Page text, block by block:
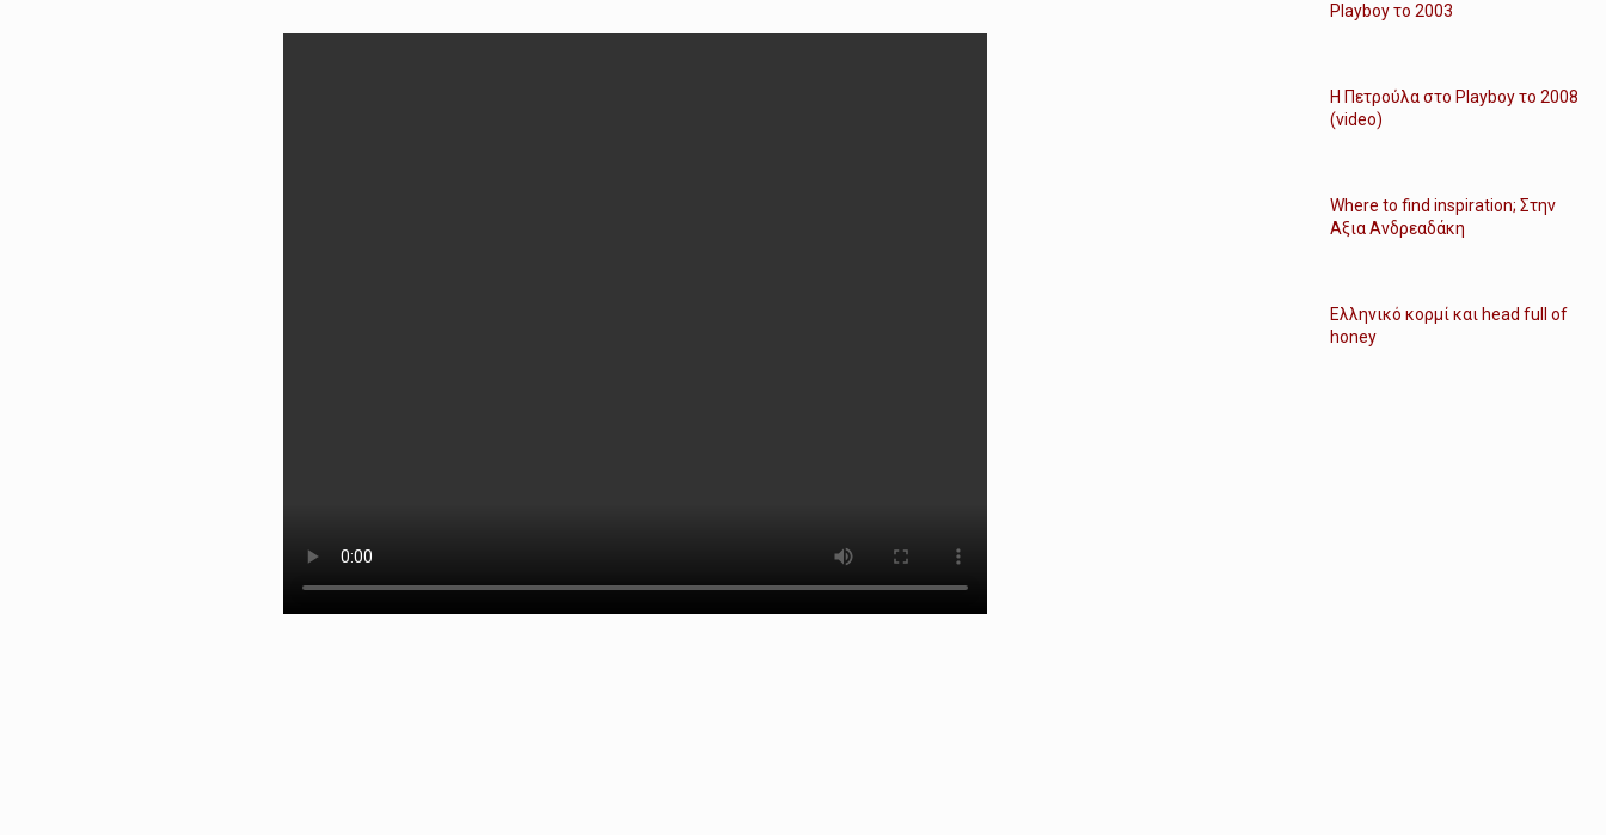
Playboy το 2003
Η Πετρούλα στο Playboy το 2008
(video)
Where to find inspiration; Στην
Αξια Ανδρεαδάκη
Ελληνικό κορμί και head full of
honey